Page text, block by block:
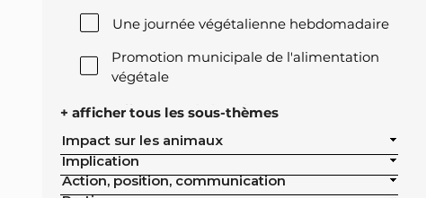
Une journée végétalienne hebdomadaire
Promotion municipale de l'alimentation
végétale
Offre végétale lors des réceptions
Exclusion de l'élevage intensif des achats
publics de la ville
+ afficher tous les sous-thèmes
Impact sur les animaux
Implication
Action, position, communication